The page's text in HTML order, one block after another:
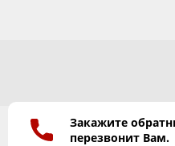
Закажите
перезвонит Вам.